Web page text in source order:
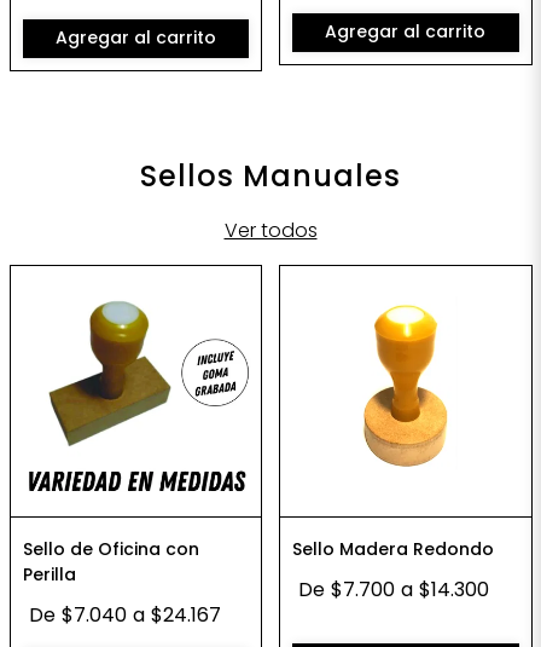
Agregar al carrito Agregar al carrito
Sellos Manuales
Ver todos
Sello de Oficina con
Perilla
De $7.040 a $24.167
Sello Madera Redondo
De $7.700 a $14.300